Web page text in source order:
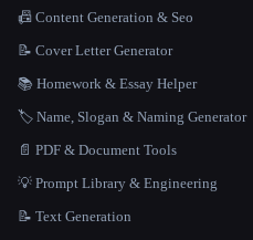
📠 Content Generation & Seo
📝 Cover Letter Generator
📚 Homework & Essay Helper
🏷️ Name, Slogan & Naming Generator
📄 PDF & Document Tools
💡 Prompt Library & Engineering
📝 Text Generation